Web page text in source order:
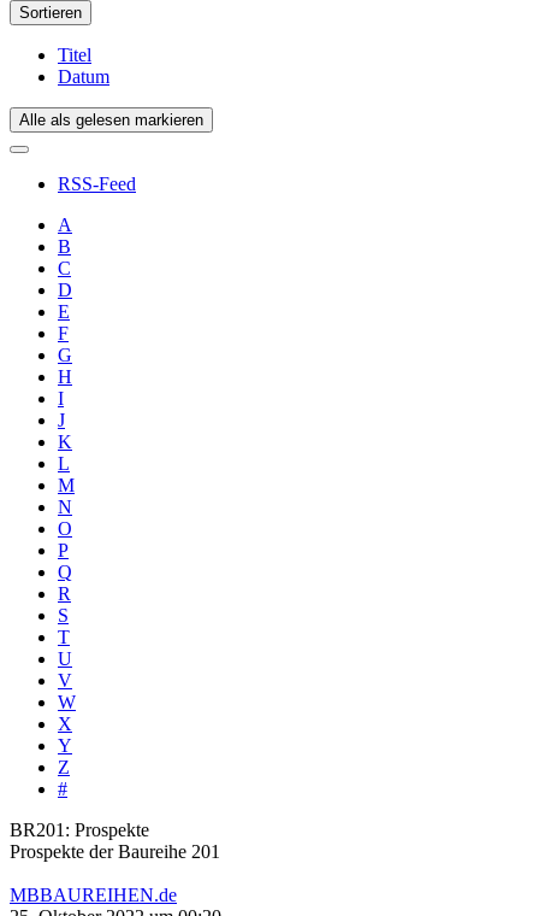
Sortieren
Titel
Datum
Alle als gelesen markieren
RSS-Feed
A
B
C
D
E
F
G
H
I
J
K
L
M
N
O
P
Q
R
S
T
U
V
W
X
Y
Z
#
BR201: Prospekte
Prospekte der Baureihe 201
MBBAUREIHEN.de